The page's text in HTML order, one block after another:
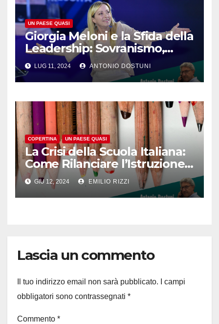
UN PAESE QUASI
Giorgia Meloni e la Sfida della
Leadership: Sovranismo,
Europa e la Necessità di
Scelte Chiare
LUG 11, 2024 ANTONIO DOSTUNI
COPERTINA UN PAESE QUASI
La Crisi della Scuola Italiana:
Come Rilanciare l’Istruzione
e Ridare Prestigio ai Docenti
GIU 12, 2024 EMILIO RIZZI
Lascia un commento
Il tuo indirizzo email non sarà pubblicato.
I campi
obbligatori sono contrassegnati *
Commento *